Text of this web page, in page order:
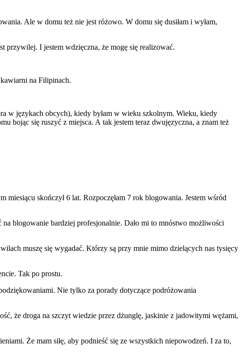
Ale w domu też nie jest różowo. W domu się dusiłam i wyłam,
przywilej. I jestem wdzięczna, że mogę się realizować.
na Filipinach.
w językach obcych), kiedy byłam w wieku szkolnym. Wieku, kiedy
bojąc się ruszyć z miejsca. A tak jestem teraz dwujęzyczna, a znam też
skończył 6 lat. Rozpoczęłam 7 rok blogowania. Jestem wśród
blogowanie bardziej profesjonalnie. Dało mi to mnóstwo możliwości
muszę się wygadać. Którzy są przy mnie mimo dzielących nas tysięcy
Tak po prostu.
Nie tylko za porady dotyczące podróżowania
że droga na szczyt wiedzie przez dżunglę, jaskinie z jadowitymi wężami,
Że mam siłę, aby podnieść się ze wszystkich niepowodzeń. I za to,